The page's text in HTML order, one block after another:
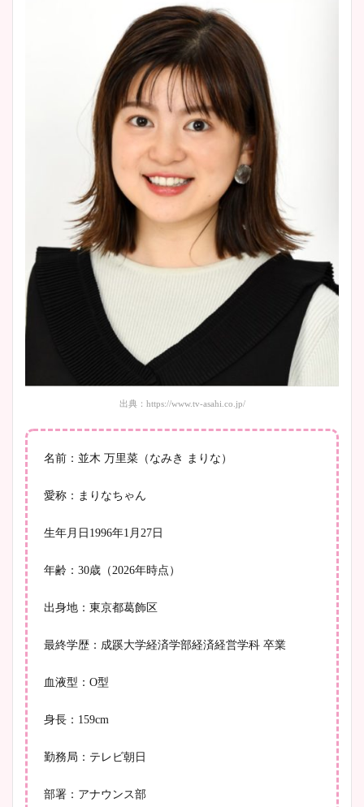
かわいい！カップや水着姿も
まとめた！
大家彩香アナのかわいいカッ
プ画像まとめ！同期や実家に
wikiプロフも！
安藤萌々アナのカップ画像や
ニット衣装まとめ！美足の筋
肉も凄い！
鈴木唯の太ってた時の体重が
ヤバすぎww原因や痩せたダ
イエット方は？昔と現在を画
とめ！美脚や水着姿に年齢も
宇賀神メグアナのニット画像
まとめ！足も美脚でカップも
池谷実悠アナのメガネ画像が
かわいい！カップや水着姿も
出典：https://www.tv-asahi.co.jp/
名前：並木 万里菜（なみき まりな）
愛称：まりなちゃん
生年月日1996年1月27日
年齢：30歳（2026年時点）
出身地：東京都葛飾区
最終学歴：成蹊大学経済学部経済経営学科 卒業
血液型：O型
身長：159cm
勤務局：テレビ朝日
部署：アナウンス部